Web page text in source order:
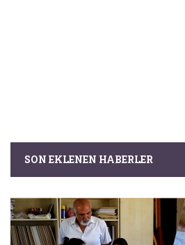
SON EKLENEN HABERLER